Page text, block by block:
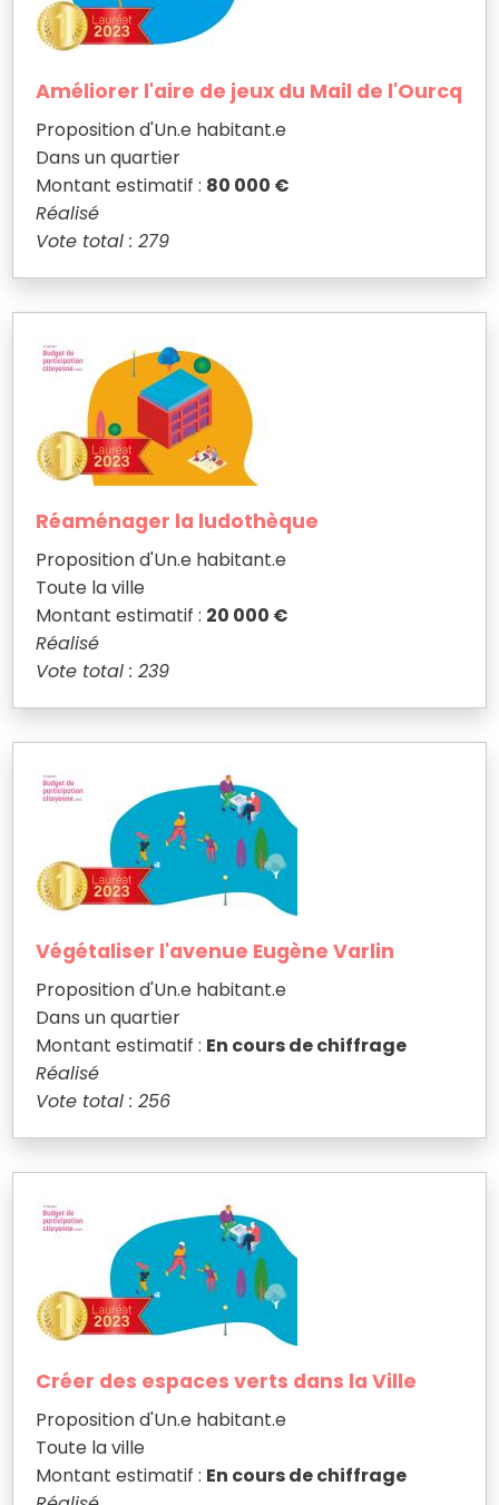
Améliorer l'aire de jeux du Mail de l'Ourcq
Proposition d'Un.e habitant.e
Dans un quartier
Montant estimatif : 80 000 €
Réalisé
Vote total : 279
Réaménager la ludothèque
Proposition d'Un.e habitant.e
Toute la ville
Montant estimatif : 20 000 €
Réalisé
Vote total : 239
Végétaliser l'avenue Eugène Varlin
Proposition d'Un.e habitant.e
Dans un quartier
Montant estimatif : En cours de chiffrage
Réalisé
Vote total : 256
Créer des espaces verts dans la Ville
Proposition d'Un.e habitant.e
Toute la ville
Montant estimatif : En cours de chiffrage